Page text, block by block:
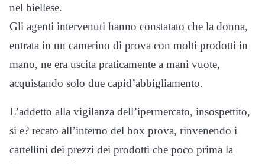
nel biellese.
Gli agenti intervenuti hanno constatato che la donna,
entrata in un camerino di prova con molti prodotti in
mano, ne era uscita praticamente a mani vuote,
acquistando solo due capid’abbigliamento.
L’addetto alla vigilanza dell’ipermercato, insospettito,
si e? recato all’interno del box prova, rinvenendo i
cartellini dei prezzi dei prodotti che poco prima la